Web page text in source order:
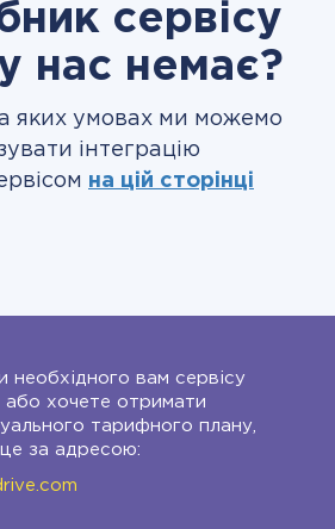
сервісу
нас немає?
яких умовах ми можемо
інтеграцію
на цій сторінці
вам сервісу
або хочете отримати
тарифного плану,
за адресою: